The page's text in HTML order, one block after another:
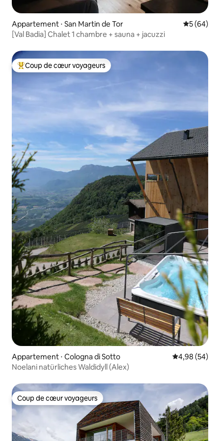
Appartement ⋅ San Martin de Tor
5 (64)
[Val Badia] Chalet 1 chambre + sauna + jacuzzi
Coups de cœur voyageurs les plus appréciés
Coup de cœur voyageurs
Appartement ⋅ Cologna di Sotto Évaluation
4,98 (54)
Noelani natürliches Waldidyll (Alex)
Coup de cœur voyageurs
Coup de cœur voyageurs